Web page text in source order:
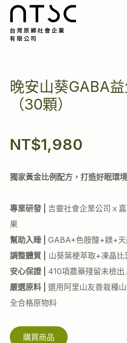
晚安山葵GABA
（30顆）
NT$1,980
獨家黃金比例配方，打造好眠環境
專業研發 | 吉靈社會企業公司ｘ
果
幫助入睡 | GABA+色胺酸+鎂+
調整體質 |
山葵葉梗萃取+凍晶
安心保證 | 410項農藥殘留未檢
嚴選原料 | 選用阿里山友善栽種
全合格原物料
購買商品